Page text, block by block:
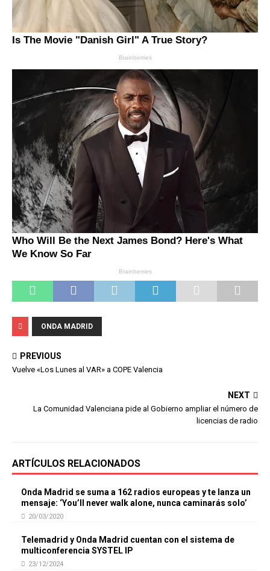
ONDA MADRID
PREVIOUS
Vuelve «Los Lunes al VAR» a COPE Valencia
NEXT
La Comunidad Valenciana pide al Gobierno ampliar el número de
licencias de radio
ARTÍCULOS RELACIONADOS
Onda Madrid se suma a 162 radios europeas y te lanza un
mensaje: ‘You’ll never walk alone, nunca caminarás solo’
20/03/2020
Telemadrid y Onda Madrid cuentan con el sistema de
multiconferencia SYSTEL IP
23/12/2024